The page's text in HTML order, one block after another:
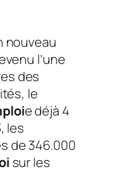
nouveau
l’une
des
le
e déjà 4
les
de 346.000
sur les